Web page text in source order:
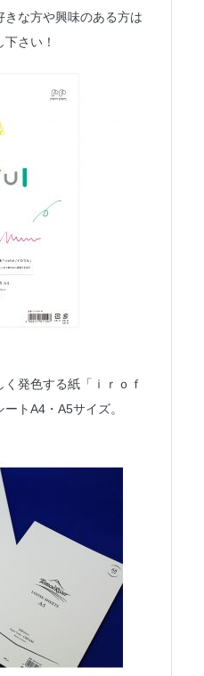
な方や興味のある方は
さい！
発色する紙「ｉｒｏｆ
トA4・A5サイズ。